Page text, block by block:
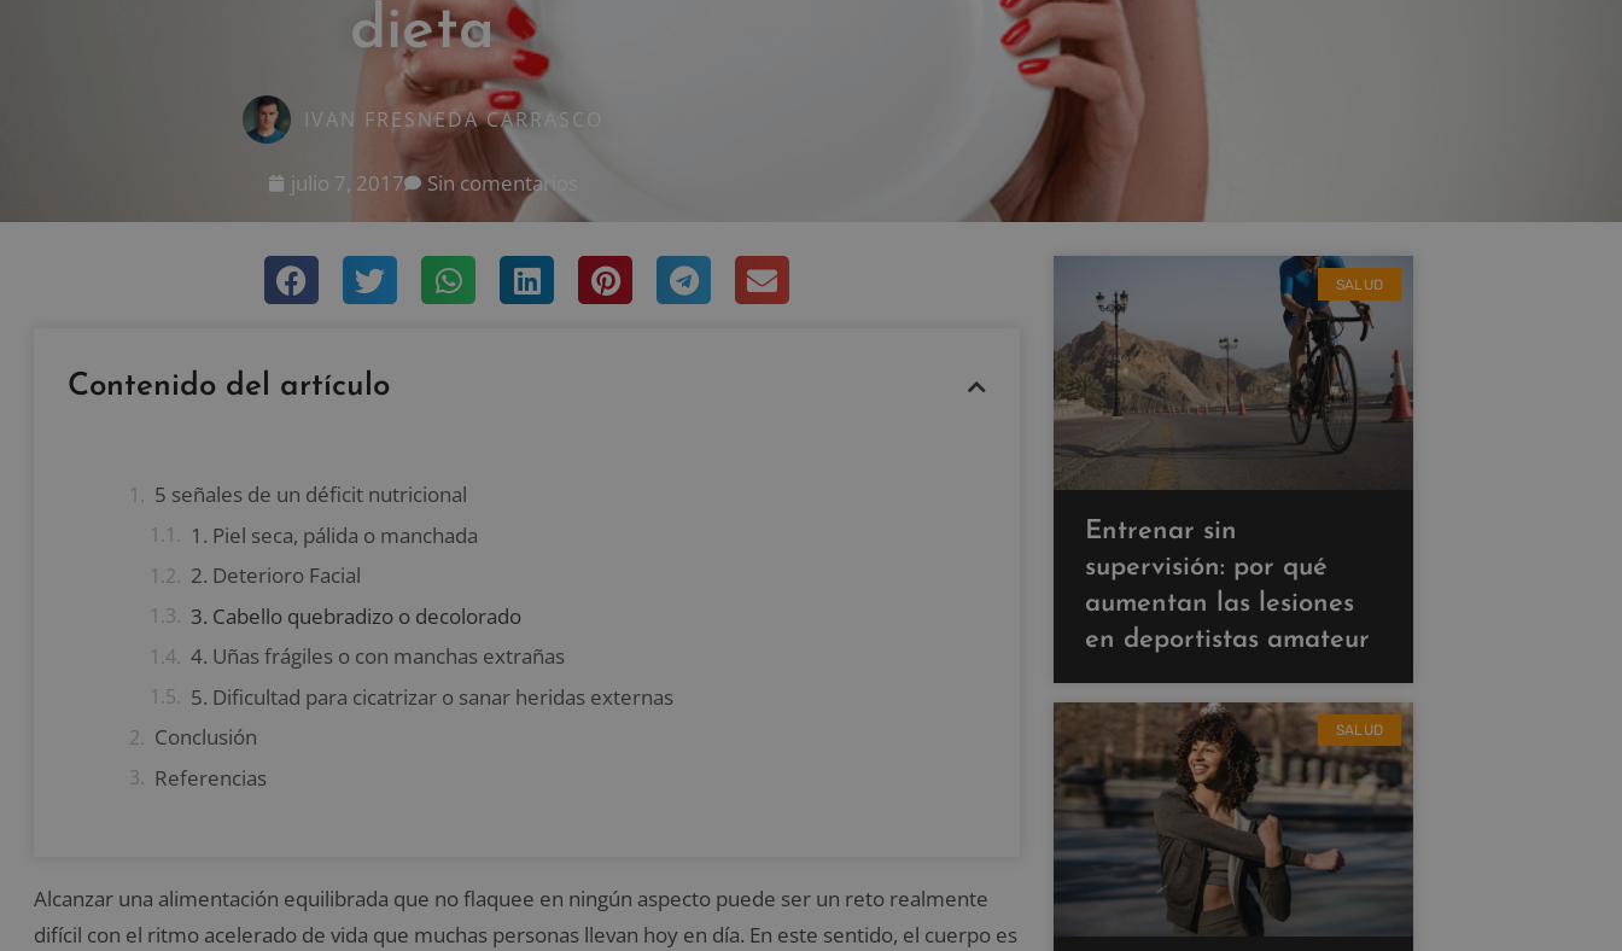
dieta
IVAN FRESNEDA CARRASCO
julio 7, 2017 Sin comentarios
Contenido del artículo
5 señales de un déficit nutricional
1. Piel seca, pálida o manchada
2. Deterioro Facial
3. Cabello quebradizo o decolorado
4. Uñas frágiles o con manchas extrañas
5. Dificultad para cicatrizar o sanar heridas externas
Conclusión
Referencias
Alcanzar una alimentación equilibrada que no flaquee en ningún aspecto puede ser un reto realmente
difícil con el ritmo acelerado de vida que muchas personas llevan hoy en día. En este sentido, el cuerpo es
SALUD
Entrenar sin
supervisión: por qué
aumentan las lesiones
en deportistas amateur
SALUD